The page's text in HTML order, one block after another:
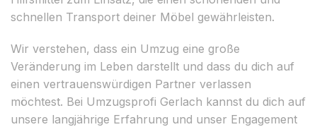
schnellen Transport deiner Möbel gewährleisten.
Wir verstehen, dass ein Umzug eine große
Veränderung im Leben darstellt und dass du dich auf
einen vertrauenswürdigen Partner verlassen
möchtest. Bei Umzugsprofi Gerlach kannst du dich auf
unsere langjährige Erfahrung und unser Engagement